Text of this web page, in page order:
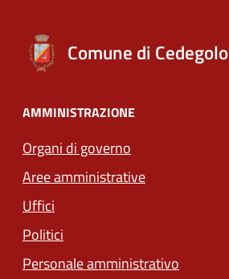
Comune di Cedegolo
AMMINISTRAZIONE
Organi di governo
Aree amministrative
Uffici
Politici
Personale amministrativo